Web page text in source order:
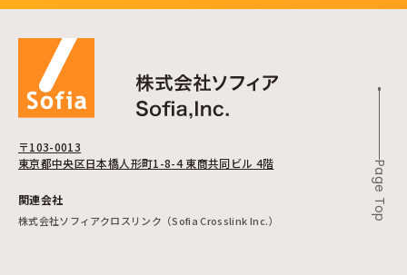
〒103-0013
東京都中央区日本橋人形町1-8-4 東商共同ビル 4階
関連会社
株式会社ソフィアクロスリンク（Sofia Crosslink Inc.） Page Top